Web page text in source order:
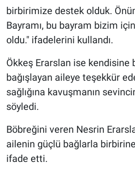
birbirimize destek olduk.
Bayramı, bu bayram bizim
oldu." ifadelerini kullandı.
Ökkeş Erarslan ise kendisine
bağışlayan aileye teşekkür
sağlığına kavuşmanın
söyledi.
Böbreğini veren Nesrin
ailenin güçlü bağlarla birbirine
ifade etti.